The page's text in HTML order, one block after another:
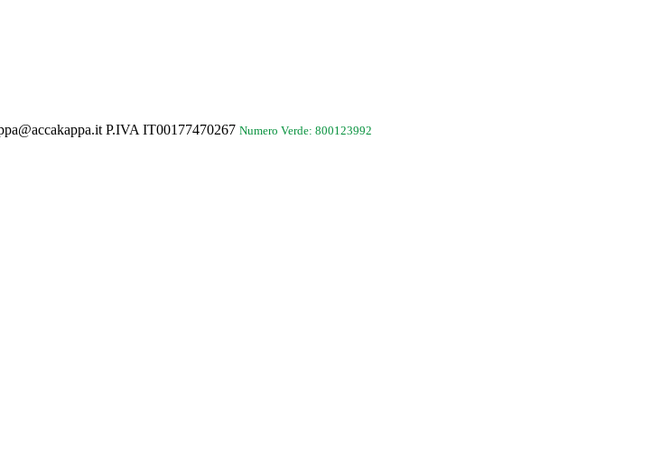
P.IVA IT00177470267 Numero Verde: 800123992